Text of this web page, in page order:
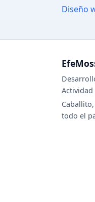
Diseño
Actividad
todo el